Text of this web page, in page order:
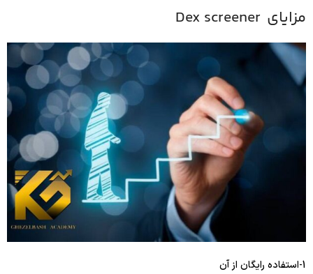
مزایای Dex screener
1-استفاده رایگان از آن